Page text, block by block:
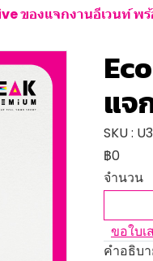
ของแจกงานอีเวนท์ พ
แจ
SKU :
฿0
จำนวน
ขอใบเ
คำอธิบ